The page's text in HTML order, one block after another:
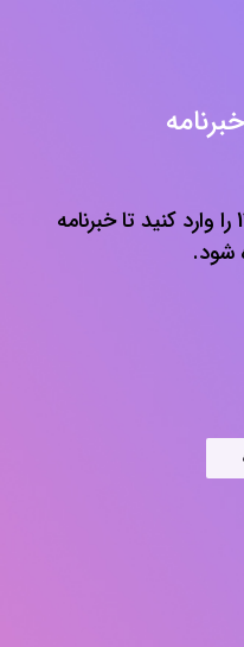
در این مثال تاریخ 1402/7/17 را وارد کنید تا خبرنامه
شود.